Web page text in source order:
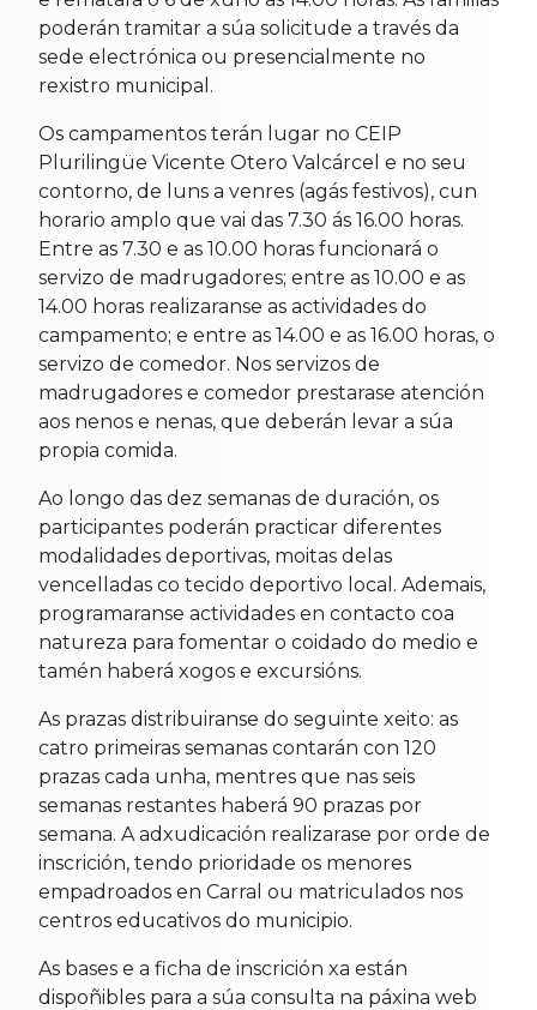
poderán tramitar a súa solicitude a través da
sede electrónica ou presencialmente no
rexistro municipal.
Os campamentos terán lugar no CEIP
Plurilingüe Vicente Otero Valcárcel e no seu
contorno, de luns a venres (agás festivos), cun
horario amplo que vai das 7.30 ás 16.00 horas.
Entre as 7.30 e as 10.00 horas funcionará o
servizo de madrugadores; entre as 10.00 e as
14.00 horas realizaranse as actividades do
campamento; e entre as 14.00 e as 16.00 horas, o
servizo de comedor. Nos servizos de
madrugadores e comedor prestarase atención
aos nenos e nenas, que deberán levar a súa
propia comida.
Ao longo das dez semanas de duración, os
participantes poderán practicar diferentes
modalidades deportivas, moitas delas
vencelladas co tecido deportivo local. Ademais,
programaranse actividades en contacto coa
natureza para fomentar o coidado do medio e
tamén haberá xogos e excursións.
As prazas distribuiranse do seguinte xeito: as
catro primeiras semanas contarán con 120
prazas cada unha, mentres que nas seis
semanas restantes haberá 90 prazas por
semana. A adxudicación realizarase por orde de
inscrición, tendo prioridade os menores
empadroados en Carral ou matriculados nos
centros educativos do municipio.
As bases e a ficha de inscrición xa están
dispoñibles para a súa consulta na páxina web